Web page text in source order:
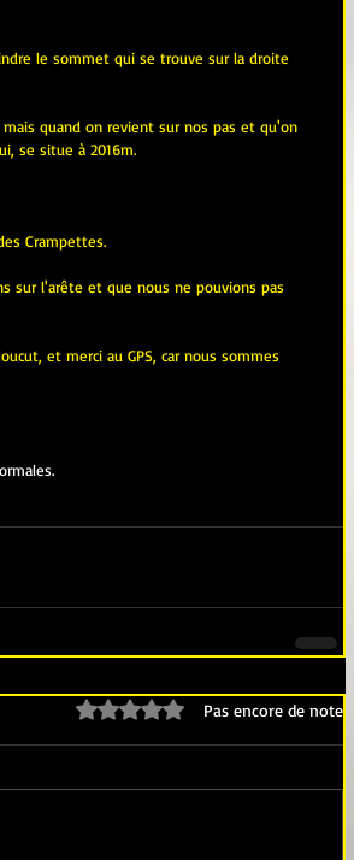
le sommet qui se trouve sur la droite
quand on revient sur nos pas et qu'on
se situe à 2016m.
Crampettes.
sur l'arête et que nous ne pouvions pas
et merci au GPS, car nous sommes
Noté 0 étoile sur 5. Pas encore de note